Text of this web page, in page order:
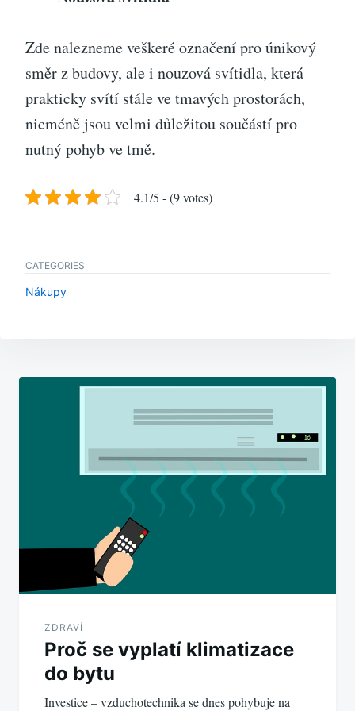
Zde nalezneme veškeré označení pro únikový
směr z budovy, ale i nouzová svítidla, která
prakticky svítí stále ve tmavých prostorách,
nicméně jsou velmi důležitou součástí pro
nutný pohyb ve tmě.
4.1/5 - (9 votes)
CATEGORIES
Nákupy
Navigace
příspěvek
ZDRAVÍ
Proč se vyplatí klimatizace
do bytu
Investice – vzduchotechnika se dnes pohybuje na